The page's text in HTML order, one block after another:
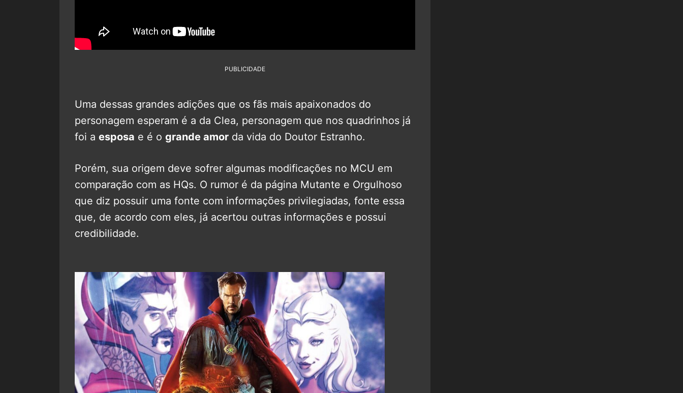
PUBLICIDADE
Uma dessas grandes adições que os fãs mais apaixonados do
personagem esperam é a da Clea, personagem que nos quadrinhos já
foi a esposa e é o grande amor da vida do Doutor Estranho.
Porém, sua origem deve sofrer algumas modificações no MCU em
comparação com as HQs. O rumor é da página Mutante e Orgulhoso
que diz possuir uma fonte com informações privilegiadas, fonte essa
que, de acordo com eles, já acertou outras informações e possui
credibilidade.